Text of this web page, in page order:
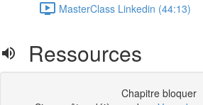
MasterClass Linkedin (44:13)
Ressources
Chapitre bloquer